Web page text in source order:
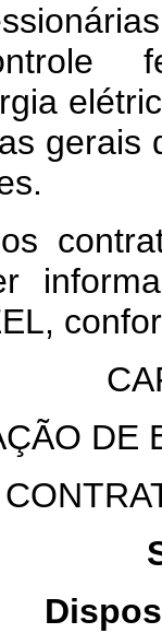
gerais
DE